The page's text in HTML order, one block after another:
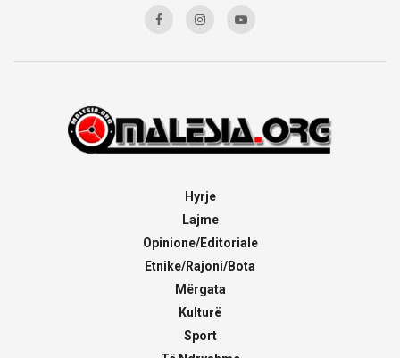
Hyrje
Lajme
Opinione/Editoriale
Etnike/Rajoni/Bota
Mërgata
Kulturë
Sport